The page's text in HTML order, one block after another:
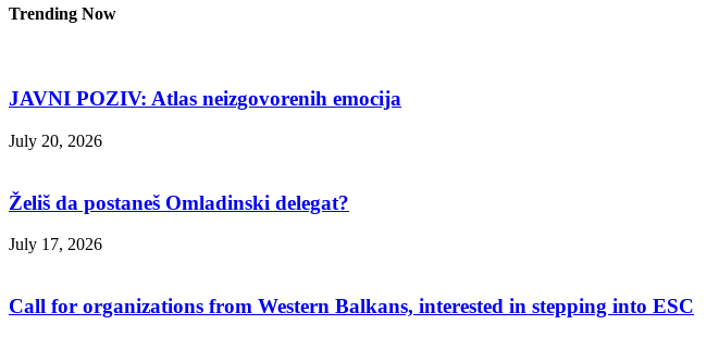
Trending Now
JAVNI POZIV: Atlas neizgovorenih emocija
July 20, 2026
Želiš da postaneš Omladinski delegat?
July 17, 2026
Call for organizations from Western Balkans, interested in stepping into ESC